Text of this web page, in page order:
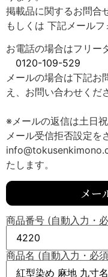
掲載品に関するお問合
もしくは 下記メールフ
お電話の場合はフリー
0120-109-529
メールの場合は下記お
え、お問い合わせくだ
※メールの返信は土日
メール受信拒否設定を
たします。
メー
商品番号 (自動入力・
商品名 (自動入力・必